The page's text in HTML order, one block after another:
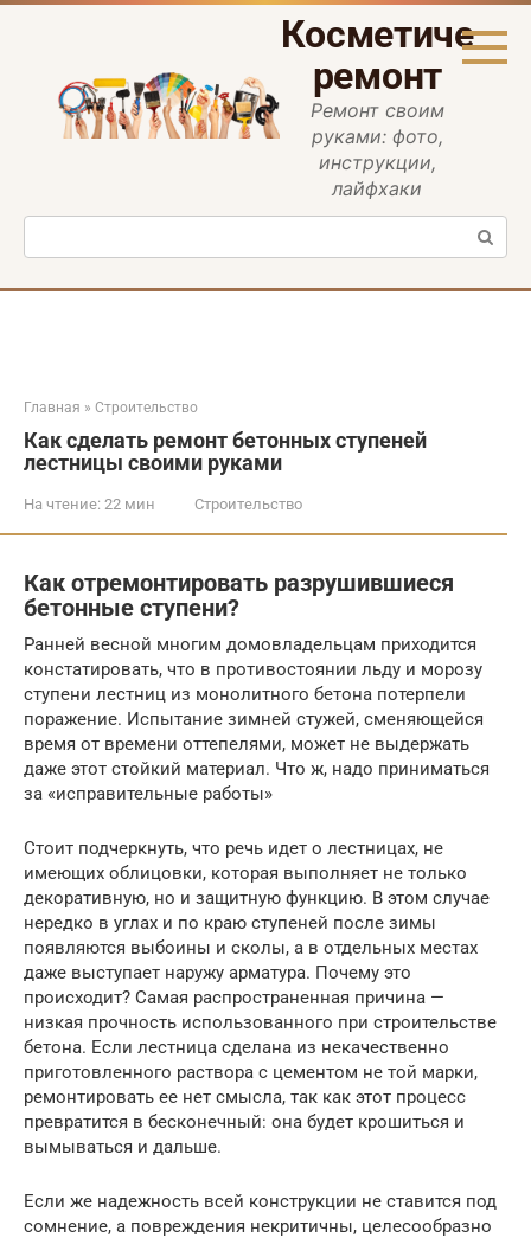
Перейти
ремонт
Ремонт своим
руками: фото,
инструкции,
лайфхаки
Поиск:
Главная » Строительство
Как сделать ремонт бетонных ступеней
лестницы своими руками
На чтение: 22 мин Строительство
Как отремонтировать разрушившиеся
бетонные ступени?
Ранней весной многим домовладельцам приходится
констатировать, что в противостоянии льду и морозу
ступени лестниц из монолитного бетона потерпели
поражение. Испытание зимней стужей, сменяющейся
время от времени оттепелями, может не выдержать
даже этот стойкий материал. Что ж, надо приниматься
за «исправительные работы»
Стоит подчеркнуть, что речь идет о лестницах, не
имеющих облицовки, которая выполняет не только
декоративную, но и защитную функцию. В этом случае
нередко в углах и по краю ступеней после зимы
появляются выбоины и сколы, а в отдельных местах
даже выступает наружу арматура. Почему это
происходит? Самая распространенная причина —
низкая прочность использованного при строительстве
бетона. Если лестница сделана из некачественно
приготовленного раствора с цементом не той марки,
ремонтировать ее нет смысла, так как этот процесс
превратится в бесконечный: она будет крошиться и
вымываться и дальше.
Если же надежность всей конструкции не ставится под
сомнение, а повреждения некритичны, целесообразно